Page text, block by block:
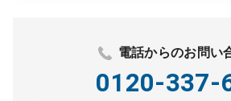
電話からのお問い
0120-337-